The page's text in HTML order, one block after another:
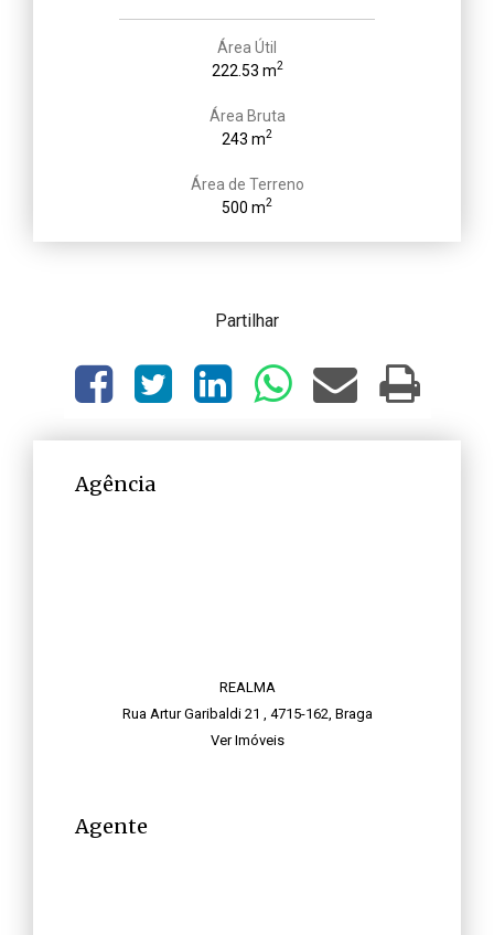
Área Útil
222.53 m2
Área Bruta
243 m2
Área de Terreno
500 m2
Partilhar
Agência
REALMA
Rua Artur Garibaldi 21 , 4715-162, Braga
Ver Imóveis
Agente